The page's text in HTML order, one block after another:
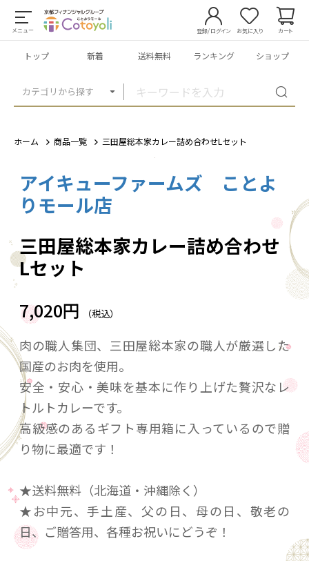
メニュー
カテゴリから探す
登録/ログイン お気に入り カート
トップ 新着 送料無料 ランキング ショップ
ホーム 商品一覧 三田屋総本家カレー詰め合わせLセット
アイキューファームズ ことよ
りモール店
三田屋総本家カレー詰め合わせ
Lセット
7,020円 （税込）
肉の職人集団、三田屋総本家の職人が厳選した
国産のお肉を使用。
安全・安心・美味を基本に作り上げた贅沢なレ
トルトカレーです。
高級感のあるギフト専用箱に入っているので贈
り物に最適です！
★送料無料（北海道・沖縄除く）
★お中元、手土産、父の日、母の日、敬老の
日、ご贈答用、各種お祝いにどうぞ！